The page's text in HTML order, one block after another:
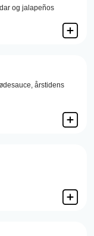
og jalapeños
årstidens